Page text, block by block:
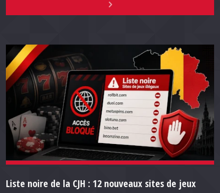
Liste noire de la CJH : 12 nouveaux sites de jeux